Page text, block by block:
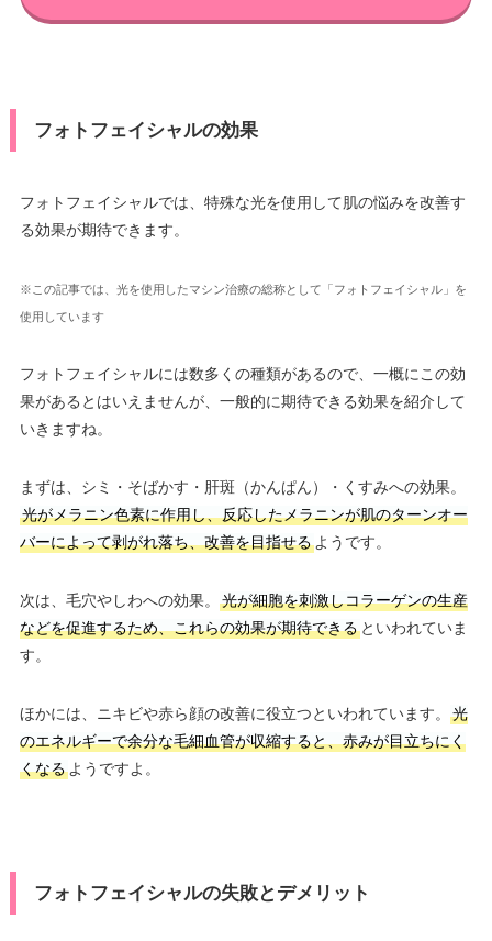
フォトフェイシャルの効果
フォトフェイシャルでは、特殊な光を使用して肌の悩みを改善す
る効果が期待できます。
※この記事では、光を使用したマシン治療の総称として「フォトフェイシャル」を
使用しています
フォトフェイシャルには数多くの種類があるので、一概にこの効
果があるとはいえませんが、一般的に期待できる効果を紹介して
いきますね。
まずは、シミ・そばかす・肝斑（かんぱん）・くすみへの効果。
光がメラニン色素に作用し、反応したメラニンが肌のターンオー
バーによって剥がれ落ち、改善を目指せるようです。
次は、毛穴やしわへの効果。
光が細胞を刺激しコラーゲンの生産
などを促進するため、これらの効果が期待できるといわれていま
す。
ほかには、ニキビや赤ら顔の改善に役立つといわれています。
光
のエネルギーで余分な毛細血管が収縮すると、赤みが目立ちにく
くなるようですよ。
フォトフェイシャルの失敗とデメリット